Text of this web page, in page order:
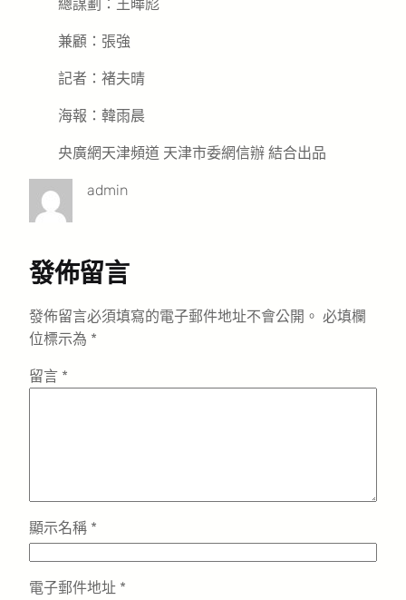
總謀劃：王曄彪
兼顧：張強
記者：褚夫晴
海報：韓雨晨
央廣網天津頻道 天津市委網信辦 結合出品
admin
發佈留言
發佈留言必須填寫的電子郵件地址不會公開。 必填欄
位標示為 *
留言 *
顯示名稱 *
電子郵件地址 *